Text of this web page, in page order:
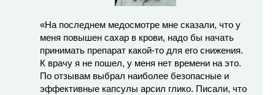
«На последнем медосмотре мне сказали, что у
меня повышен сахар в крови, надо бы начать
принимать препарат какой-то для его снижения.
К врачу я не пошел, у меня нет времени на это.
По отзывам выбрал наиболее безопасные и
эффективные капсулы арсил глико. Писали, что